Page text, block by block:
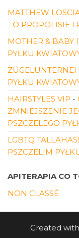
MATTHEW
- O PROPOLISIE I
MOTHER & BABY
PYŁKU
PYŁKU
HAIRSTYLES VIP -
ZMNIEJSZENIE
PSZCZELEGO
LGBTQ
PSZCZELIM
APITERAPIA CO
NON CLASSÉ
Created with